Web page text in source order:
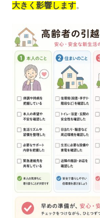
大きく影響します。